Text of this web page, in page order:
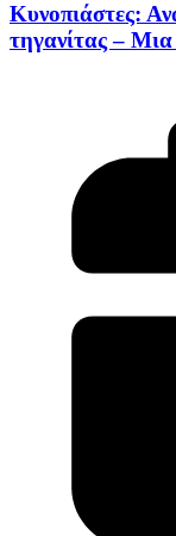
Κυνοπιάστες:
τηγανίτας –